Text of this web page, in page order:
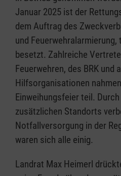
Januar 2025 ist der
dem Auftrag des
und
besetzt. Zahlreiche
Feuerwehren, des BRK und
Hilfsorganisationen
Einweihungsfeier teil.
zusätzlichen Standorts
Notfallversorgung in der
waren sich alle einig.
Landrat Max Heimerl